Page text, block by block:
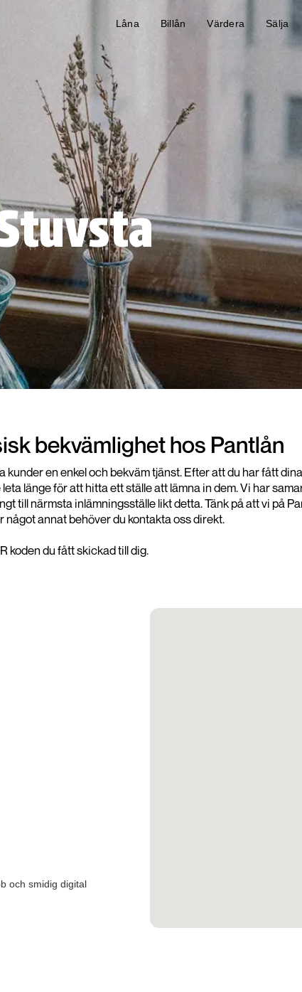
Låna Billån Värdera Sälja
bekvämlighet hos Pantlån
kunder en enkel och bekväm tjänst. Efter att du har fått
länge för att hitta ett ställe att lämna in dem. Vi har
till närmsta inlämningsställe likt detta. Tänk på att vi på
annat behöver du kontakta oss direkt.
koden du fått skickad till dig.
och smidig digital